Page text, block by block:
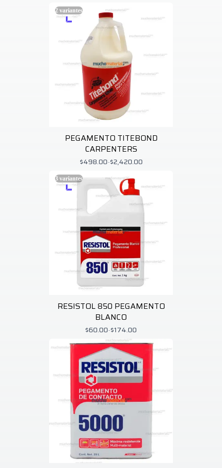
2 variantes
PEGAMENTO TITEBOND
CARPENTERS
$498.00-$2,420.00
3 variantes
RESISTOL 850 PEGAMENTO
BLANCO
$60.00-$174.00